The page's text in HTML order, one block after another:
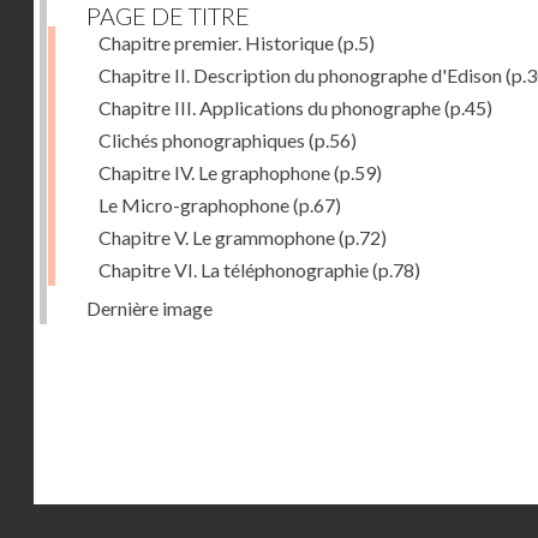
PAGE DE TITRE
Chapitre premier. Historique(p.5)
Chapitre II. Description du phonographe d'Edison
Chapitre III. Applications du phonographe(p.45)
Clichés phonographiques (p.56)
Chapitre IV. Le graphophone(p.59)
Le Micro-graphophone(p.67)
Chapitre V. Le grammophone(p.72)
Chapitre VI. La téléphonographie(p.78)
Dernière image